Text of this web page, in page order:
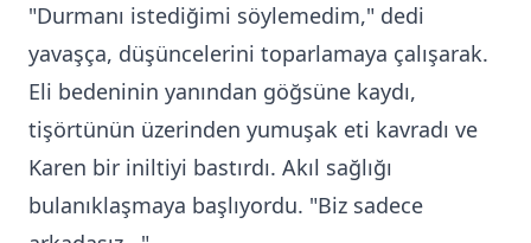
"Durmanı istediğimi söylemedim," dedi
yavaşça, düşüncelerini toparlamaya çalışarak.
Eli bedeninin yanından göğsüne kaydı,
tişörtünün üzerinden yumuşak eti kavradı ve
Karen bir iniltiyi bastırdı. Akıl sağlığı
bulanıklaşmaya başlıyordu. "Biz sadece